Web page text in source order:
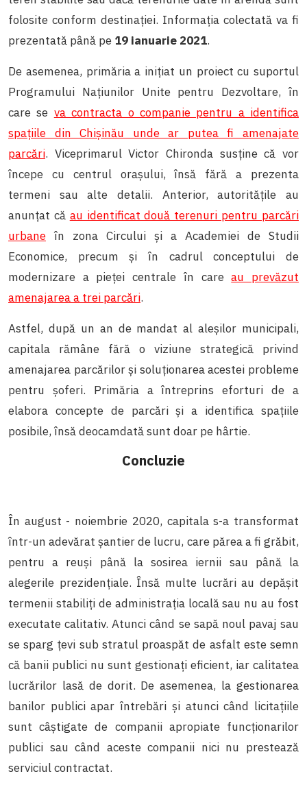
folosite conform destinației. Informația colectată va fi
prezentată până pe 19 ianuarie 2021.
De asemenea, primăria a inițiat un proiectcu suportul
Programului Națiunilor Unite pentru Dezvoltare, în
care se va contracta o companie pentru a identifica
spațiile din Chișinău unde ar putea fi amenajate
parcări. Viceprimarul Victor Chironda susține că vor
începe cu centrul orașului, însă fără a prezenta
termeni sau alte detalii. Anterior, autoritățile au
anunțat că au identificat două terenuri pentru parcări
urbane în zona Circului și a Academiei de Studii
Economice, precum și în cadrul conceptului de
modernizare a pieței centrale în careau prevăzut
amenajarea a trei parcări.
Astfel, după un an de mandat al aleșilor municipali,
capitala rămâne fără o viziune strategică privind
amenajarea parcărilor și soluționarea acestei probleme
pentru șoferi. Primăria a întreprins eforturi de a
elabora concepte de parcări și a identifica spațiile
posibile, însă deocamdată sunt doar pe hârtie.
Concluzie
În august - noiembrie 2020, capitala s-a transformat
într-un adevărat șantier de lucru, care părea a fi grăbit,
pentru a reuși până la sosirea iernii sau până la
alegerile prezidențiale. Însă multe lucrări au depășit
termenii stabiliți de administrația locală sau nu au fost
executate calitativ. Atunci când se sapă noul pavaj sau
se sparg țevi sub stratul proaspăt de asfalt este semn
că banii publici nu sunt gestionați eficient, iar calitatea
lucrărilor lasă de dorit. De asemenea, la gestionarea
banilor publici apar întrebări și atunci când licitațiile
sunt câștigate de companii apropiate funcționarilor
publici sau când aceste companii nici nu prestează
serviciul contractat.